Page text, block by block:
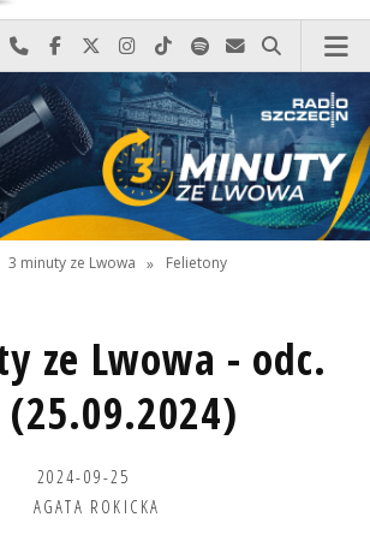
Najlepiej po prostu do nas zadzwoń
Odwiedź nas na Facebook-u
Odwiedź nas na X
Odwiedź nas na Instagram-ie
Odwiedź nas na TikTok-u
Szukaj nas na Spotify
Wyślij do nas
Szukaj
3 minuty ze Lwowa » Felietony
ze Lwowa - odc.
(25.09.2024)
2024-09-25
AGATA ROKICKA